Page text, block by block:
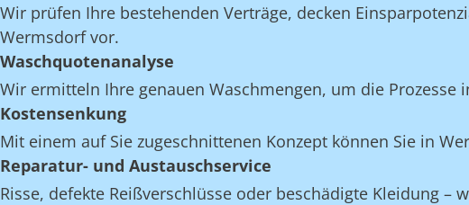
Wir prüfen Ihre bestehenden Verträge, decken
Wermsdorf vor.
Waschquotenanalyse
Wir ermitteln Ihre genauen Waschmengen, um die
Kostensenkung
Mit einem auf Sie zugeschnittenen Konzept können Sie in
Reparatur- und Austauschservice
Risse, defekte Reißverschlüsse oder beschädigte Kleidung